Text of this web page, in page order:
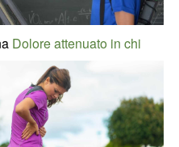
Dolore attenuato in chi